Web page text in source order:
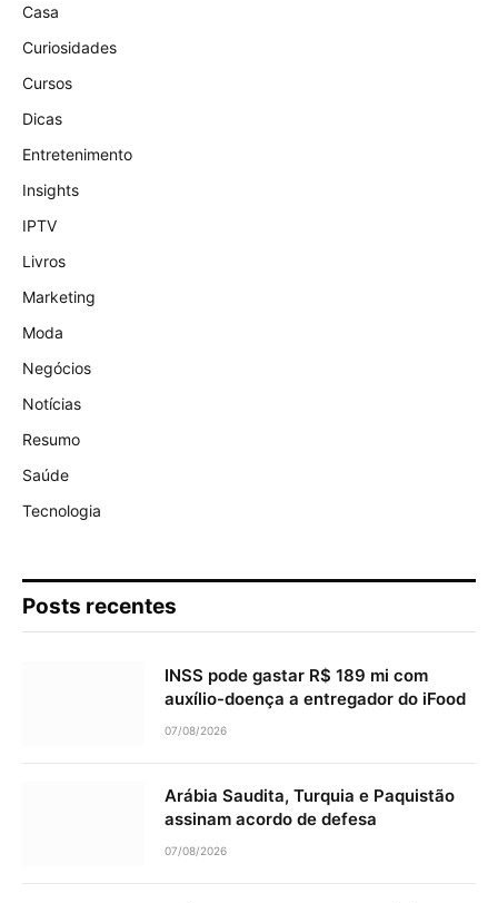
Casa
Curiosidades
Cursos
Dicas
Entretenimento
Insights
IPTV
Livros
Marketing
Moda
Negócios
Notícias
Resumo
Saúde
Tecnologia
Posts recentes
INSS pode gastar R$ 189 mi com
auxílio-doença a entregador do iFood
07/08/2026
Arábia Saudita, Turquia e Paquistão
assinam acordo de defesa
07/08/2026